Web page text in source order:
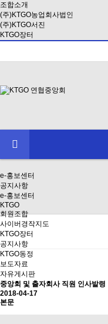
조합소개
(주)KTGO농업회사법인
(주)KTGO서진
KTGO장터
e-홍보센터
공지사항
e-홍보센터
KTGO
회원조합
사이버경작지도
KTGO장터
공지사항
KTGO동정
보도자료
자유게시판
중앙회 및 출자회사 직원 인사발령
2018-04-17
본문